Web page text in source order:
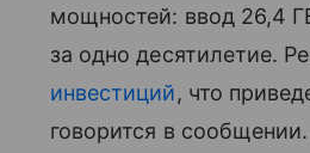
мощностей: ввод 26,4
за одно десятилетие.
инвестиций, что
говорится в сообщении.